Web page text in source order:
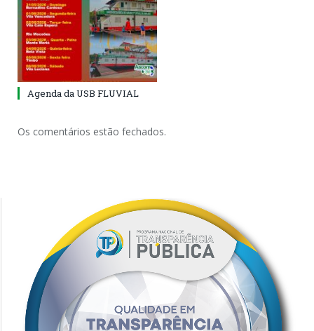
Agenda da USB FLUVIAL
Os comentários estão fechados.